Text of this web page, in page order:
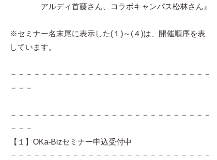
アルディ首藤さん、コラボキャンパス松林さん』
※セミナー名末尾に表示した(１)～(４)は、開催順序を表
しています。
－－－－－－－－－－－－－－－－－－－－－－－－－－
－－－
－－－－－－－－－－－－－－－－－－－－－－－－－－
－－－
【１】OKa-Bizセミナー申込受付中
－－－－－－－－－－－－－－－－－－－－－－－－－－